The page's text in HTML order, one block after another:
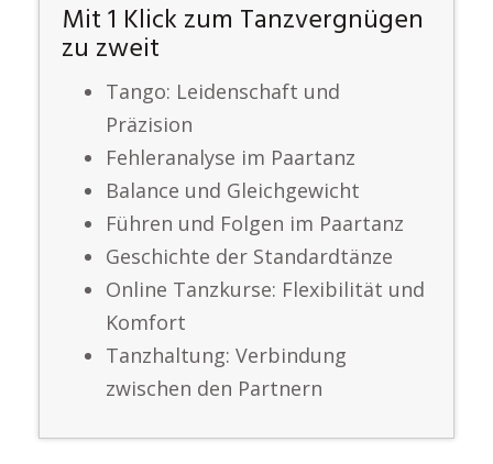
Mit 1 Klick zum Tanzvergnügen
zu zweit
Tango: Leidenschaft und
Präzision
Fehleranalyse im Paartanz
Balance und Gleichgewicht
Führen und Folgen im Paartanz
Geschichte der Standardtänze
Online Tanzkurse: Flexibilität und
Komfort
Tanzhaltung: Verbindung
zwischen den Partnern